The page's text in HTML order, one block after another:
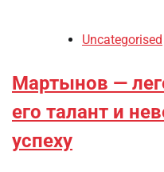
Uncategorised
Мартынов —
его талант и
успеху